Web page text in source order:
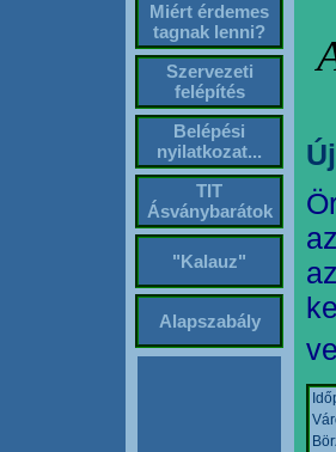
Miért érdemes
tagnak lenni?
Szervezeti
felépítés
Belépési
nyilatkozat...
TIT
Ásványbarátok
"Kalauz"
Alapszabály